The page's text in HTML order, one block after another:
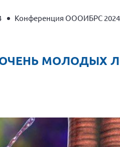
Конференция ОООИБРС 2024
ОЧЕНЬ МОЛОДЫХ